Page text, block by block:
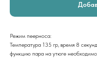
Режим пеерноса:
Температура 135 гр, время 8
функцию пара на утюге